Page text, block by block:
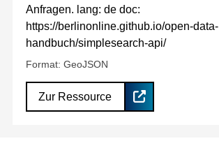
Anfragen. lang: de doc:
https://berlinonline.github.io/open-data-
handbuch/simplesearch-api/
Format: GeoJSON
Zur Ressource